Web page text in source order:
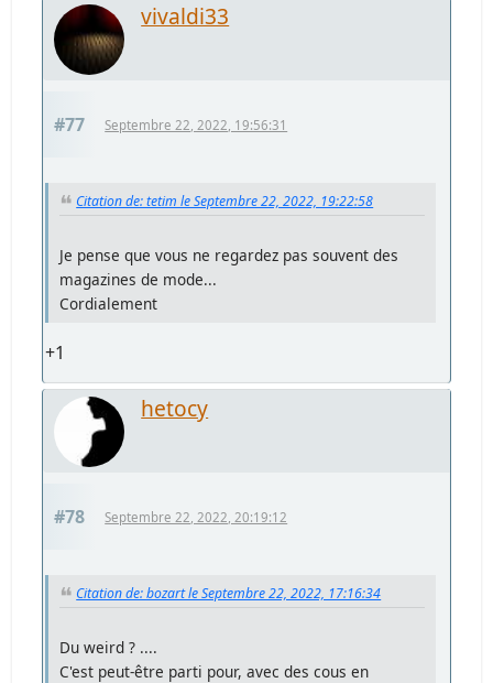
vivaldi33
#77 Septembre 22, 2022, 19:56:31
Citation de: tetim le Septembre 22, 2022, 19:22:58
Je pense que vous ne regardez pas souvent des
magazines de mode...
Cordialement
+1
hetocy
#78 Septembre 22, 2022, 20:19:12
Citation de: bozart le Septembre 22, 2022, 17:16:34
Du weird ? ....
C'est peut-être parti pour, avec des cous en